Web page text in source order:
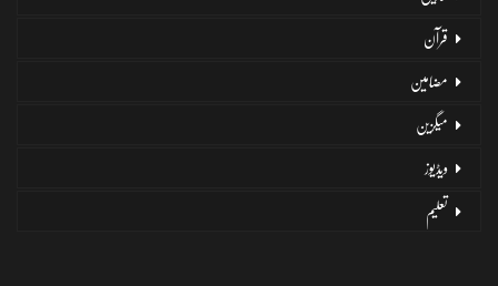
قرآن
مضامین
میگزین
ویڈیوز
تعلیم